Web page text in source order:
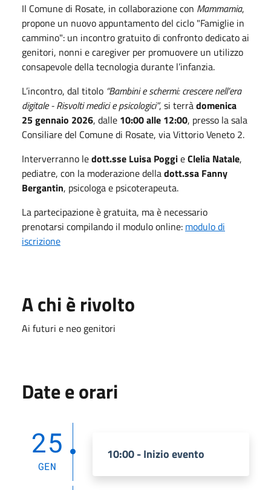
Il Comune di Rosate, in collaborazione con Mammamia,
propone un nuovo appuntamento del ciclo "Famiglie in
cammino": un incontro gratuito di confronto dedicato ai
genitori, nonni e caregiver per promuovere un utilizzo
consapevole della tecnologia durante l’infanzia.
L’incontro, dal titolo “Bambini e schermi: crescere nell’era
digitale - Risvolti medici e psicologici”, si terràdomenica
25 gennaio 2026, dalle 10:00 alle 12:00, presso la sala
Consiliare del Comune di Rosate, via Vittorio Veneto 2.
Interverranno ledott.sse Luisa PoggieClelia Natale,
pediatre, con la moderazione delladott.ssa Fanny
Bergantin, psicologa e psicoterapeuta.
La partecipazione è gratuita, ma è necessario
prenotarsi compilando il modulo online: modulo di
iscrizione
A chi è rivolto
Ai futuri e neo genitori
Date e orari
25
GEN
10:00 - Inizio evento